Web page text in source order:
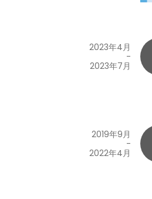
2023年4月
-
2023年7月
2019年9月
-
2022年4月